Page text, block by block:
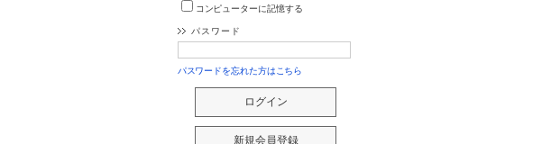
コンピューターに記憶する
パスワード
パスワードを忘れた方はこちら